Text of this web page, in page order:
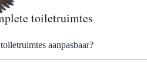
toiletruimtes
aanpasbaar?